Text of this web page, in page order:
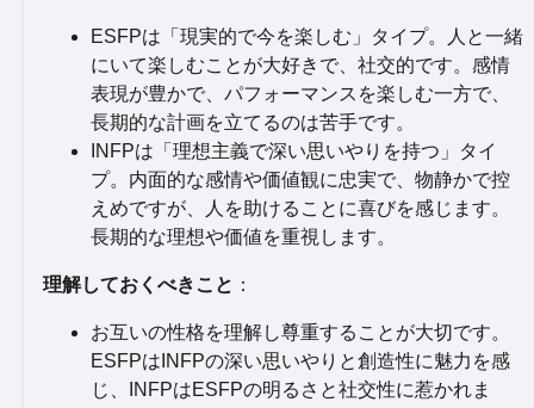
ESFPは「現実的で今を楽しむ」タイプ。人と一緒
にいて楽しむことが大好きで、社交的です。感情
表現が豊かで、パフォーマンスを楽しむ一方で、
長期的な計画を立てるのは苦手です。
INFPは「理想主義で深い思いやりを持つ」タイ
プ。内面的な感情や価値観に忠実で、物静かで控
えめですが、人を助けることに喜びを感じます。
長期的な理想や価値を重視します。
理解しておくべきこと ：
お互いの性格を理解し尊重することが大切です。
ESFPはINFPの深い思いやりと創造性に魅力を感
じ、INFPはESFPの明るさと社交性に惹かれま